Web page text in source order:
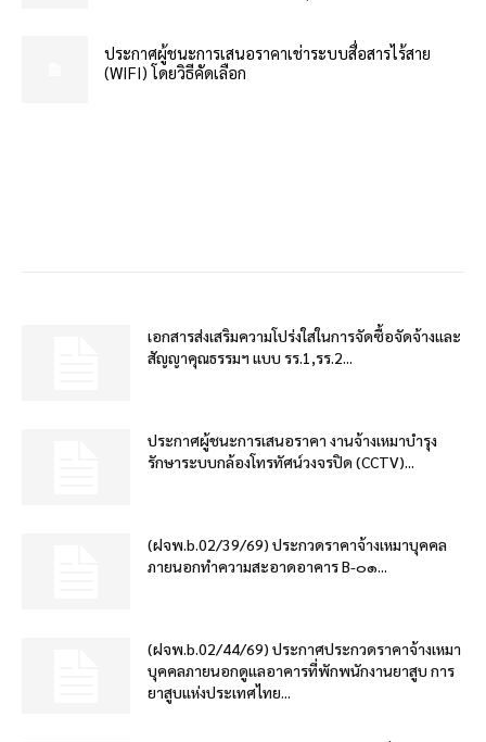
ประกาศผู้ชนะการเสนอราคาเช่าระบบสื่อสารไร้สาย
(WIFI) โดยวิธีคัดเลือก
เอกสารส่งเสริมความโปร่งใสในการจัดซื้อจัดจ้างและ
สัญญาคุณธรรมฯ แบบ รร.1,รร.2...
ประกาศผู้ชนะการเสนอราคา งานจ้างเหมาบำรุง
รักษาระบบกล้องโทรทัศน์วงจรปิด (CCTV)...
(ฝจพ.b.02/39/69) ประกวดราคาจ้างเหมาบุคคล
ภายนอกทำความสะอาดอาคาร B-๐๑...
(ฝจพ.b.02/44/69) ประกาศประกวดราคาจ้างเหมา
บุคคลภายนอกดูแลอาคารที่พักพนักงานยาสูบ การ
ยาสูบแห่งประเทศไทย...